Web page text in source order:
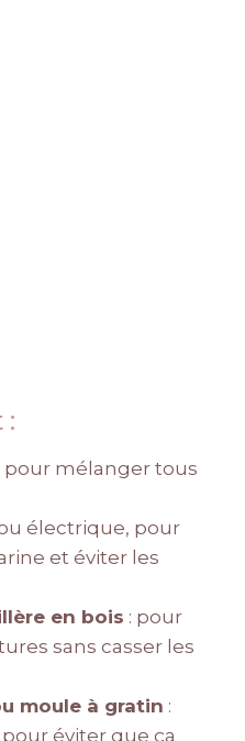
:
pour mélanger tous
électrique, pour
et éviter les
en bois : pour
sans casser les
moule à gratin :
pour éviter que ça